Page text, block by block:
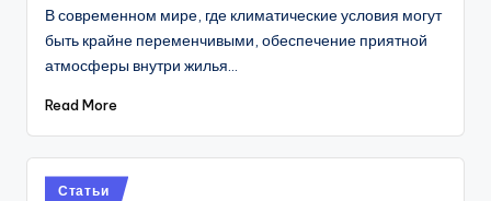
В современном мире, где климатические условия могут
быть крайне переменчивыми, обеспечение приятной
атмосферы внутри жилья…
Read More
Posted
Статьи